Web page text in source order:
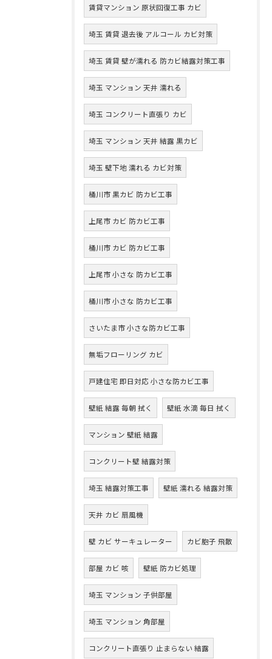
賃貸マンション 原状回復工事 カビ
埼玉 賃貸 退去後 アルコール カビ対策
埼玉 賃貸 壁が濡れる 防カビ結露対策工事
埼玉 マンション 天井 濡れる
埼玉 コンクリート直張り カビ
埼玉 マンション 天井 結露 黒カビ
埼玉 壁下地 濡れる カビ対策
桶川市 黒カビ 防カビ工事
上尾市 カビ 防カビ工事
桶川市 カビ 防カビ工事
上尾市 小さな 防カビ工事
桶川市 小さな 防カビ工事
さいたま市 小さな防カビ工事
無垢フローリング カビ
戸建住宅 即日対応 小さな防カビ工事
壁紙 結露 毎朝 拭く 壁紙 水滴 毎日 拭く
マンション 壁紙 結露
コンクリート壁 結露対策
埼玉 結露対策工事 壁紙 濡れる 結露対策
天井 カビ 扇風機
壁 カビ サーキュレーター カビ胞子 飛散
部屋 カビ 咳 壁紙 防カビ処理
埼玉 マンション 子供部屋
埼玉 マンション 角部屋
コンクリート直張り 止まらない 結露